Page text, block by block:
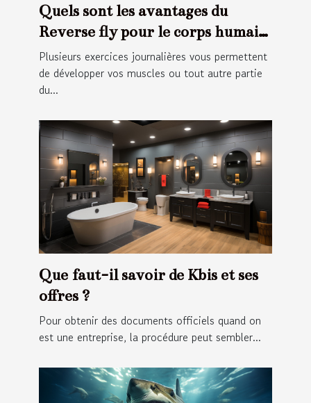
Quels sont les avantages du
Reverse fly pour le corps humain
?
Plusieurs exercices journalières vous permettent
de développer vos muscles ou tout autre partie
du...
Que faut-il savoir de Kbis et ses
offres ?
Pour obtenir des documents officiels quand on
est une entreprise, la procédure peut sembler...